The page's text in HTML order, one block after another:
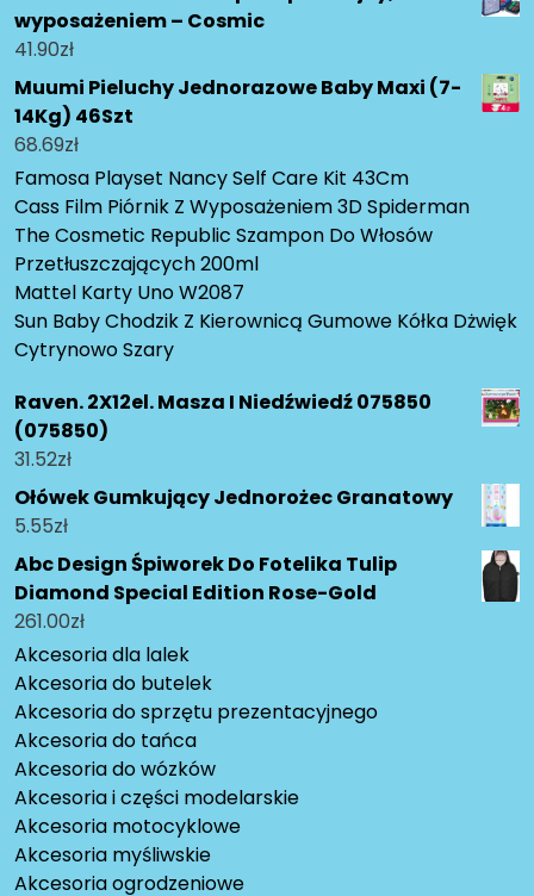
wyposażeniem – Cosmic
41.90zł
Muumi Pieluchy Jednorazowe Baby Maxi (7-
14Kg) 46Szt
68.69zł
Famosa Playset Nancy Self Care Kit 43Cm
Cass Film Piórnik Z Wyposażeniem 3D Spiderman
The Cosmetic Republic Szampon Do Włosów
Przetłuszczających 200ml
Mattel Karty Uno W2087
Sun Baby Chodzik Z Kierownicą Gumowe Kółka Dżwięk
Cytrynowo Szary
Raven. 2X12el. Masza I Niedźwiedź 075850
(075850)
31.52zł
Ołówek Gumkujący Jednorożec Granatowy
5.55zł
Abc Design Śpiworek Do Fotelika Tulip
Diamond Special Edition Rose-Gold
261.00zł
Akcesoria dla lalek
Akcesoria do butelek
Akcesoria do sprzętu prezentacyjnego
Akcesoria do tańca
Akcesoria do wózków
Akcesoria i części modelarskie
Akcesoria motocyklowe
Akcesoria myśliwskie
Akcesoria ogrodzeniowe